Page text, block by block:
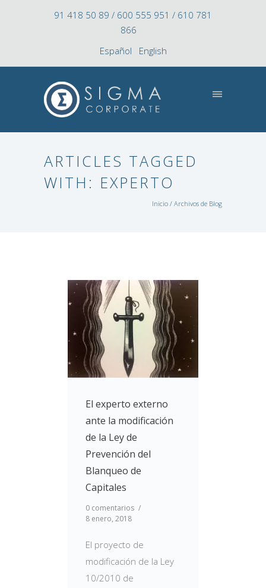
91 418 50 89 / 600 555 951 / 610 781
866
Español
English
ARTICLES TAGGED
WITH: EXPERTO
Inicio / Archivos de Blog
El experto externo
ante la modificación
de la Ley de
Prevención del
Blanqueo de
Capitales
0 comentarios /
8 enero, 2018
El proyecto de
modificación de la Ley
10/2010 de